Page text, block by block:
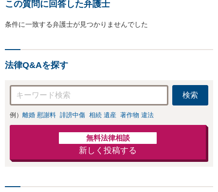
この質問に回答した弁護士
条件に一致する弁護士が見つかりませんでした
法律Q&Aを探す
検索
例） 離婚 慰謝料 誹謗中傷 相続 遺産 著作物 違法
無料法律相談
新しく投稿する